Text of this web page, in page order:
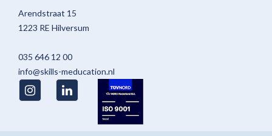
Arendstraat 15
1223 RE Hilversum
035 646 12 00
info@skills-meducation.nl